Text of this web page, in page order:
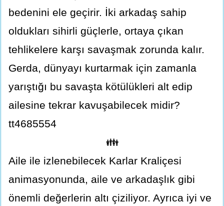
bedenini ele geçirir. İki arkadaş sahip
oldukları sihirli güçlerle, ortaya çıkan
tehlikelere karşı savaşmak zorunda kalır.
Gerda, dünyayı kurtarmak için zamanla
yarıştığı bu savaşta kötülükleri alt edip
ailesine tekrar kavuşabilecek midir?
tt4685554
👪
Aile ile izlenebilecek Karlar Kraliçesi
animasyonunda, aile ve arkadaşlık gibi
önemli değerlerin altı çiziliyor. Ayrıca iyi ve